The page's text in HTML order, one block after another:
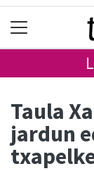
Taula
jardun